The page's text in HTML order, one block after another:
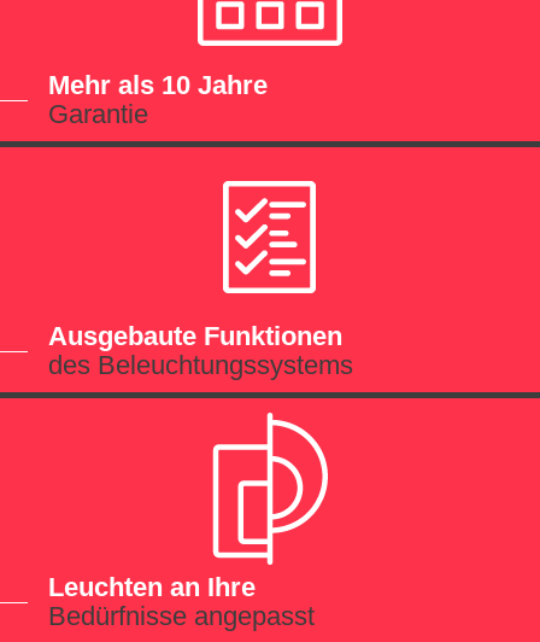
Mehr als 10 Jahre
Garantie
Ausgebaute Funktionen
des Beleuchtungssystems
Leuchten an Ihre
Bedürfnisse angepasst